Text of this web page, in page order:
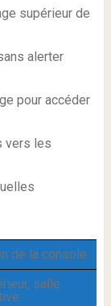
supérieur de
alerter
pour accéder
vers les
de la console
salle